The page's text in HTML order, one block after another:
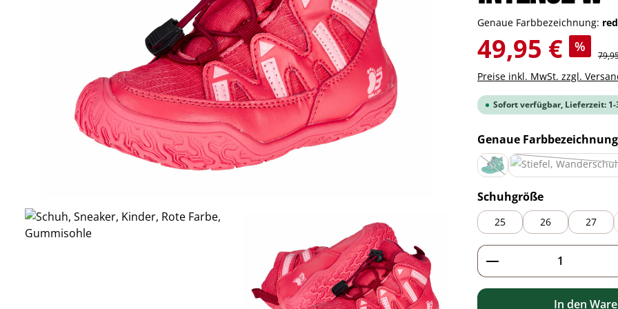
Genaue Farbbezeichnung: red
Verkaufspreis:
49,95 € %
Preise inkl. MwSt. zzgl.
Sofort verfügbar, Lieferzeit: 1-
Genaue Farbbezeichnung
green
(Diese Option ist zurzeit nicht
Schuhgrößeauswählen
25 26 27
Produkt Anzahl:
In den